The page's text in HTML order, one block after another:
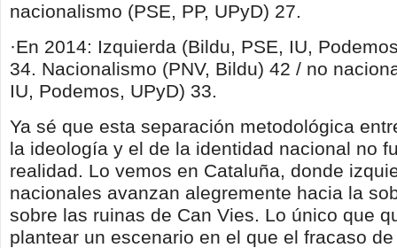
nacionalismo (PSE, PP, UPyD) 27.
·En 2014: Izquierda (Bildu, PSE, IU,
34. Nacionalismo (PNV, Bildu) 42 / no
IU, Podemos, UPyD) 33.
Ya sé que esta separación metodológica
la ideología y el de la identidad nacional no
realidad. Lo vemos en Cataluña, don­de
nacionales avanzan alegremente hacia la
sobre las ruinas de Can Vies. Lo único que
plantear un escenario en el que el fracaso